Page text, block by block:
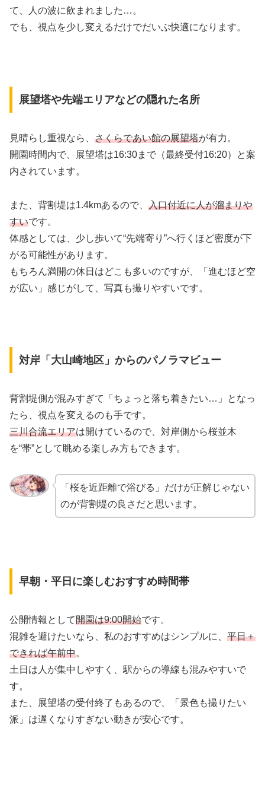
て、人の波に飲まれました…。
でも、視点を少し変えるだけでだいぶ快適になります。
展望塔や先端エリアなどの隠れた名所
見晴らし重視なら、 さくらであい館の展望塔が有力。
開園時間内で、展望塔は16:30まで（最終受付16:20）と案
内されています。
また、背割堤は1.4kmあるので、 入口付近に人が溜まりや
すいです。
体感としては、少し歩いて“先端寄り”へ行くほど密度が下
がる可能性があります。
もちろん満開の休日はどこも多いのですが、「進むほど空
が広い」感じがして、写真も撮りやすいです。
対岸「大山崎地区」からのパノラマビュー
背割堤側が混みすぎて「ちょっと落ち着きたい…」となっ
たら、視点を変えるのも手です。
三川合流エリアは開けているので、対岸側から桜並木
を“帯”として眺める楽しみ方もできます。
「桜を近距離で浴びる」だけが正解じゃない
のが背割堤の良さだと思います。
早朝・平日に楽しむおすすめ時間帯
公開情報として開園は9:00開始です。
混雑を避けたいなら、私のおすすめはシンプルに、 平日＋
できれば午前中。
土日は人が集中しやすく、駅からの導線も混みやすいで
す。
また、展望塔の受付終了もあるので、「景色も撮りたい
派」は遅くなりすぎない動きが安心です。